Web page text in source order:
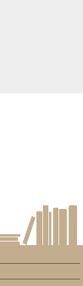
include/article/